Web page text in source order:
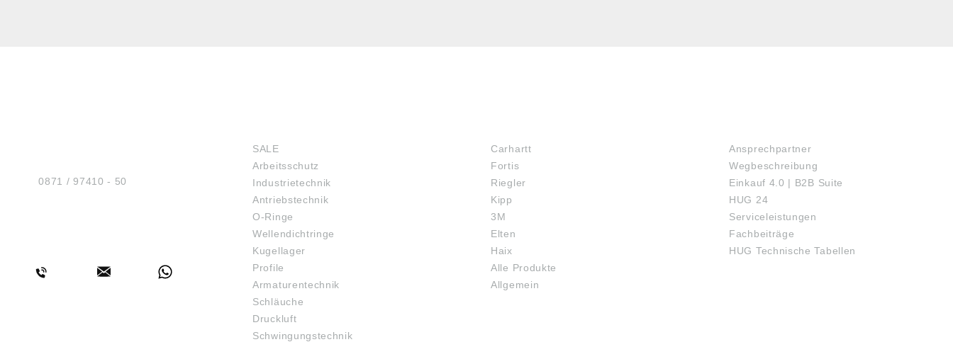
Tel.:0871 / 97410 - 50
SALE
Arbeitsschutz
Industrietechnik
Antriebstechnik
O-Ringe
Wellendichtringe
Kugellager
Profile
Armaturentechnik
Schläuche
Druckluft
Schwingungstechnik
Carhartt
Fortis
Riegler
Kipp
3M
Elten
Haix
Alle Produkte
Allgemein
Ansprechpartner
Wegbeschreibung
Einkauf 4.0 | B2B Suite
HUG 24
Serviceleistungen
Fachbeiträge
HUG Technische Tabellen